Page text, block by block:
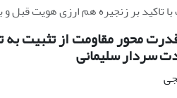
تاکید بر زنجیره هم ارزی هویت قبل
محور مقاومت از تثبیت
سردار سلیمانی